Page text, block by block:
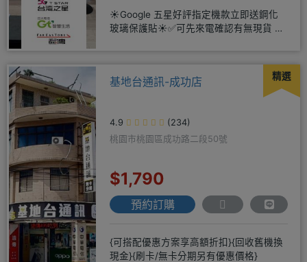
☀️Google 五星好評指定機款立即送鋼化
玻璃保護貼☀️✅可先來電確認有無現貨 ☎️
精選
基地台通訊-成功店
4.9
(234)
桃園市桃園區成功路二段50號
$1,790
預約訂購
{可搭配優惠方案享高額折扣}{回收舊機換
現金}{刷卡/無卡分期另有優惠價格}